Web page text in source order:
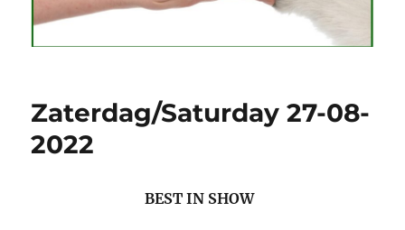
Zaterdag/Saturday 27-08-
2022
BEST IN SHOW